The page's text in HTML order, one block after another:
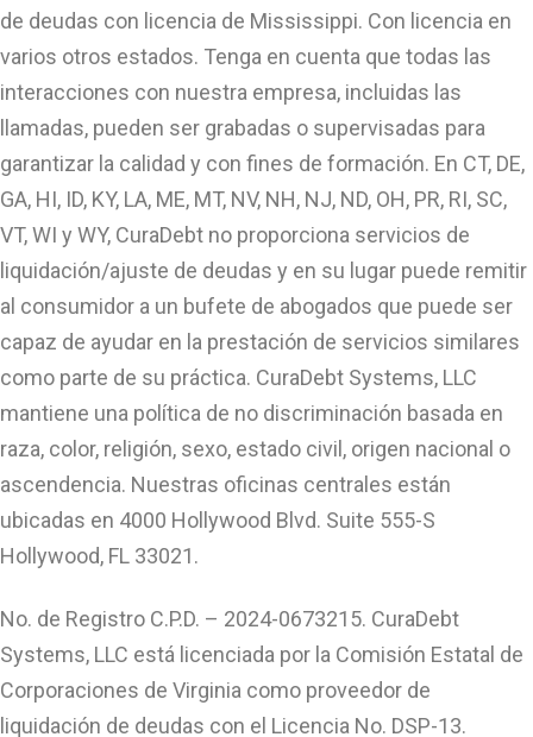
de deudas con licencia de Mississippi. Con licencia en
varios otros estados. Tenga en cuenta que todas las
interacciones con nuestra empresa, incluidas las
llamadas, pueden ser grabadas o supervisadas para
garantizar la calidad y con fines de formación. En CT, DE,
GA, HI, ID, KY, LA, ME, MT, NV, NH, NJ, ND, OH, PR, RI, SC,
VT, WI y WY, CuraDebt no proporciona servicios de
liquidación/ajuste de deudas y en su lugar puede remitir
al consumidor a un bufete de abogados que puede ser
capaz de ayudar en la prestación de servicios similares
como parte de su práctica. CuraDebt Systems, LLC
mantiene una política de no discriminación basada en
raza, color, religión, sexo, estado civil, origen nacional o
ascendencia. Nuestras oficinas centrales están
ubicadas en 4000 Hollywood Blvd. Suite 555-S
Hollywood, FL 33021.
No. de Registro C.P.D. – 2024-0673215. CuraDebt
Systems, LLC está licenciada por la Comisión Estatal de
Corporaciones de Virginia como proveedor de
liquidación de deudas con el Licencia No. DSP-13.